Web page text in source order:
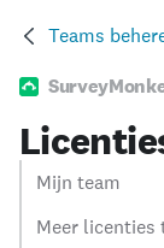
Teams
Mijn team
Meer licenties